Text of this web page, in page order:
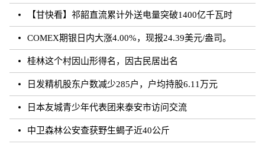
【甘快看】祁韶直流累计外送电量突破1400亿千瓦时
COMEX期银日内大涨4.00%，现报24.39美元/盎司。
桂林这个村因山形得名，因古民居出名
日发精机股东户数减少285户，户均持股6.11万元
日本友城青少年代表团来泰安市访问交流
中卫森林公安查获野生蝎子近40公斤